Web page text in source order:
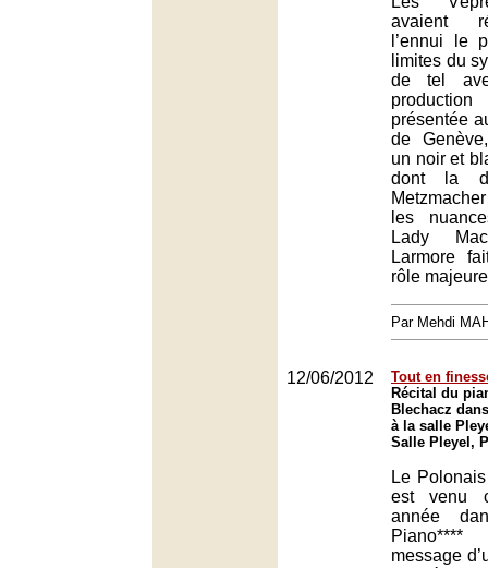
avaient
l’ennui le
limites du
de tel
présentée
de
un noir et
dont la
les
Lady
Larmore
rôle
Par Mehdi
12/06/2012
Tout en
Récital du
Blechacz
à la salle
Salle Pleyel,
Le
est venu
année
message